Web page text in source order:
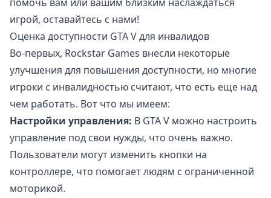
помочь вам или вашим близким наслаждаться
игрой, оставайтесь с нами!
Оценка доступности GTA V для инвалидов
Во-первых, Rockstar Games внесли некоторые
улучшения для повышения доступности, но многие
игроки с инвалидностью считают, что есть еще над
чем работать. Вот что мы имеем:
Настройки управления: В GTA V можно настроить
управление под свои нужды, что очень важно.
Пользователи могут изменить кнопки на
контроллере, что помогает людям с ограниченной
моторикой.